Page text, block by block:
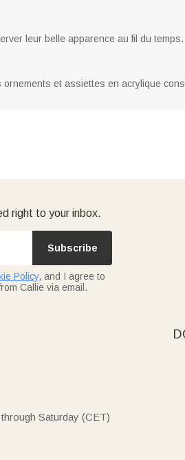
leur belle apparence au fil du temps.
et assiettes en acrylique
right to your inbox.
Subscribe
Policy, and I agree to
Callie via email.
Saturday (CET)